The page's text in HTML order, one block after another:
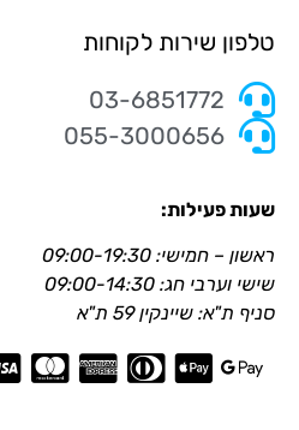
טלפון שירות לקוחות
03-6851772
055-3000656
שעות פעילות:
ראשון – חמישי: 09:00-19:30
שישי וערבי חג: 09:00-14:30
סניף ת"א: שיינקין 59 ת"א